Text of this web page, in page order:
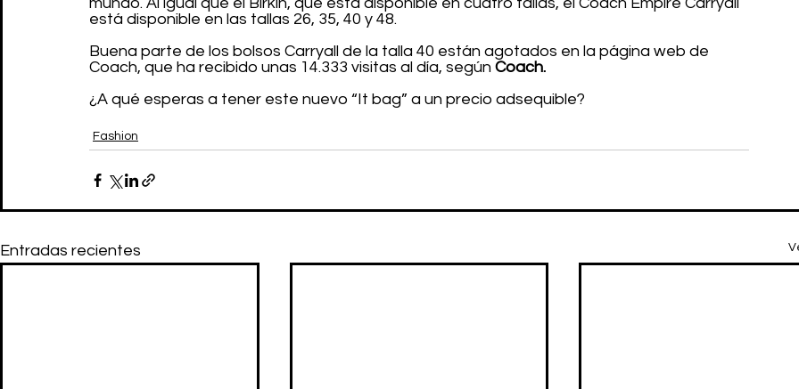
mundo. Al igual que el Birkin, que está disponible en cuatro tallas, el Coach Empire Carryall
está disponible en las tallas 26, 35, 40 y 48.
Buena parte de los bolsos Carryall de la talla 40 están agotados en la página web de
Coach, que ha recibido unas 14.333 visitas al día, según Coach.
¿A qué esperas a tener este nuevo “It bag” a un precio adsequible?
Fashion
Entradas recientes